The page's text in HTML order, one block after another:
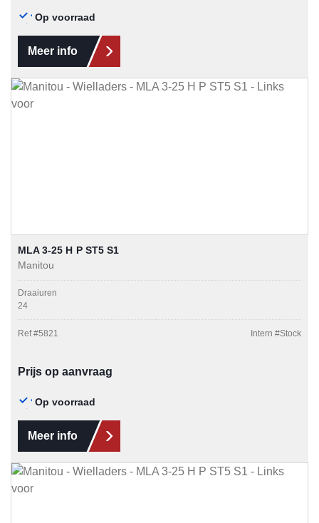
Op voorraad
Meer info
MLA 3-25 H P ST5 S1
Manitou
Draaiuren
24
Ref #5821 Intern #Stock
Prijs op aanvraag
Op voorraad
Meer info